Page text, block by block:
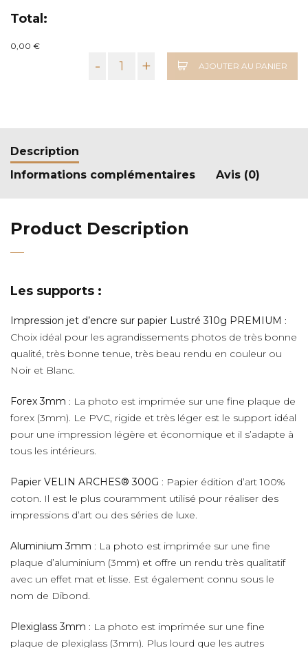
Total:
0,00 €
- + AJOUTER AU PANIER
Description
Informations complémentaires
Avis (0)
Product Description
Les supports :
Impression jet d’encre sur papier Lustré 310g PREMIUM :
Choix idéal pour les agrandissements photos de très bonne
qualité, très bonne tenue, très beau rendu en couleur ou
Noir et Blanc.
Forex 3mm : La photo est imprimée sur une fine plaque de
forex (3mm). Le PVC, rigide et très léger est le support idéal
pour une impression légère et économique et il s’adapte à
tous les intérieurs.
Papier VELIN ARCHES® 300G : Papier édition d’art 100%
coton. Il est le plus couramment utilisé pour réaliser des
impressions d’art ou des séries de luxe.
Aluminium 3mm : La photo est imprimée sur une fine
plaque d’aluminium (3mm) et offre un rendu très qualitatif
avec un effet mat et lisse. Est également connu sous le
nom de Dibond.
Plexiglass 3mm : La photo est imprimée sur une fine
plaque de plexiglass (3mm). Plus lourd que les autres